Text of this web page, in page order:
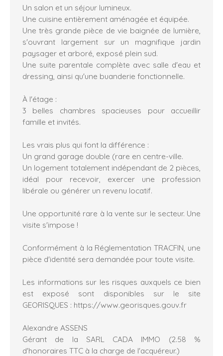
Un salon et un séjour lumineux.
Une cuisine entièrement aménagée et équipée.
Une très grande pièce de vie baignée de lumière,
s'ouvrant largement sur un magnifique jardin
paysager et arboré, exposé plein sud.
Une suite parentale complète avec salle d'eau et
dressing, ainsi qu'une buanderie fonctionnelle.
À l'étage :
3 belles chambres spacieuses pour accueillir
famille et invités.
Les vrais plus qui font la différence :
Un grand garage double (rare en centre-ville.
Un logement totalement indépendant de 2 pièces,
idéal pour recevoir, exercer une profession
libérale ou générer un revenu locatif.
Une opportunité rare à la vente sur le secteur. Une
visite s'impose !
Conformément à la Réglementation TRACFIN, une
pièce d'identité sera demandée pour toute visite.
Les informations sur les risques auxquels ce bien
est exposé sont disponibles sur le site
GEORISQUES : https://www.georisques.gouv.fr
Alexandre ASSENS
Gérant de la SARL CADA IMMO (2.58 %
d'honoraires TTC à la charge de l'acquéreur.)